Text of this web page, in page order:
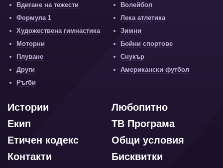
Вдигане на тежести
Волейбол
Формула 1
Лека атлетика
Художествена гимнастика
Зимни
Моторни
Бойни спортове
Плуване
Снукър
Други
Американски футбол
Ръгби
Любопитно
Истории
ТВ Програма
Екип
Общи условия
Етичен кодекс
Бисквитки
Контакти